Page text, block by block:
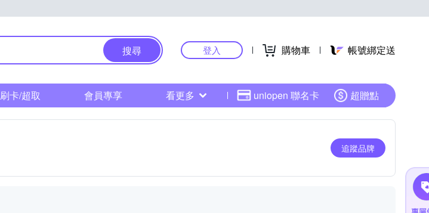
搜尋 登入 購物車 帳號綁定送
刷卡/超取 會員專享 看更多 uniopen 聯名卡 超贈點
追蹤品牌